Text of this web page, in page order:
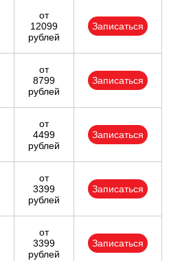
от
12099
рублей
Записаться
от
8799
рублей
Записаться
от
4499
рублей
Записаться
от
3399
рублей
Записаться
от
3399
рублей
Записаться